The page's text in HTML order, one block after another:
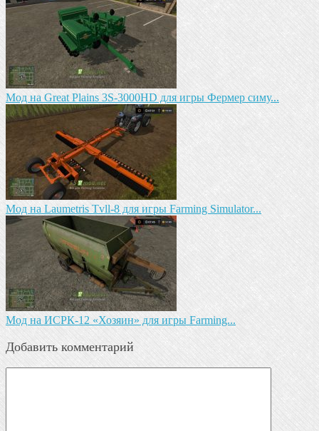
Мод на Great Plains 3S-3000HD для игры Фермер симу...
Мод на Laumetris Tvll-8 для игры Farming Simulator...
Мод на ИСРК-12 «Хозяин» для игры Farming...
Добавить комментарий